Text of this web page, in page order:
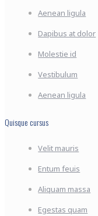
Aenean ligula
Dapibus at dolor
Molestie id
Vestibulum
Aenean ligula
Quisque cursus
Velit mauris
Entum feuis
Aliquam massa
Egestas quam